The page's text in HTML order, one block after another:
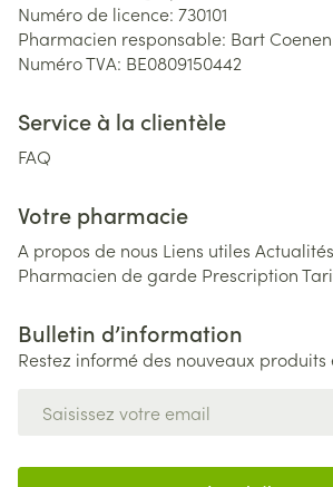
Numéro de licence: 730101
Pharmacien responsable: Bart Coenen
Numéro TVA: BE0809150442
Service à la clientèle
FAQ
Votre pharmacie
A propos de nous Liens utiles
Pharmacien de garde Prescription
Bulletin d’information
Restez informé des nouveaux